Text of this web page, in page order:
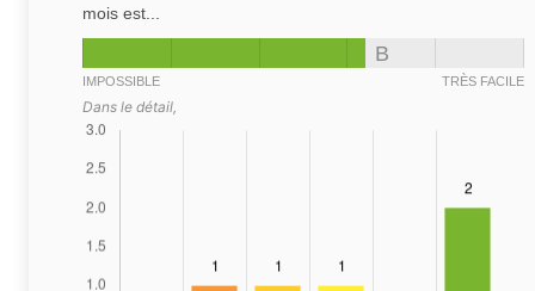
mois est...
B
IMPOSSIBLE TRÈS FACILE
Dans le détail,